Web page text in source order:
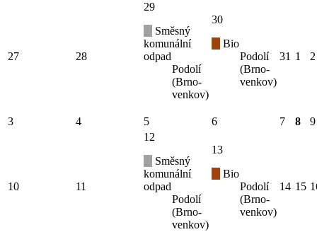
27 28
29
Směsný
komunální
odpad
Podolí
(Brno-
venkov)
30
Bio
Podolí
(Brno-
venkov)
31 1 2
3 4 5 6 7 8 9
10 11
12
Směsný
komunální
odpad
Podolí
(Brno-
venkov)
13
Bio
Podolí
(Brno-
venkov)
14 15